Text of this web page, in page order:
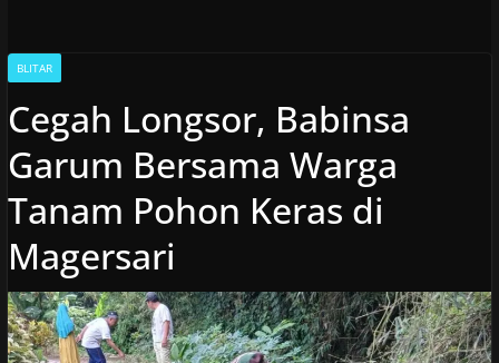
BLITAR
Cegah Longsor, Babinsa
Garum Bersama Warga
Tanam Pohon Keras di
Magersari